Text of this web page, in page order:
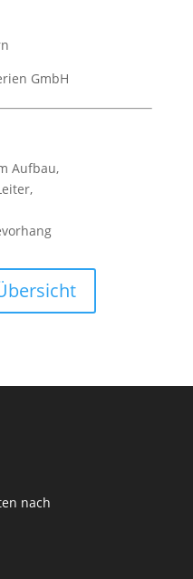
GmbH
Aufbau,
nach